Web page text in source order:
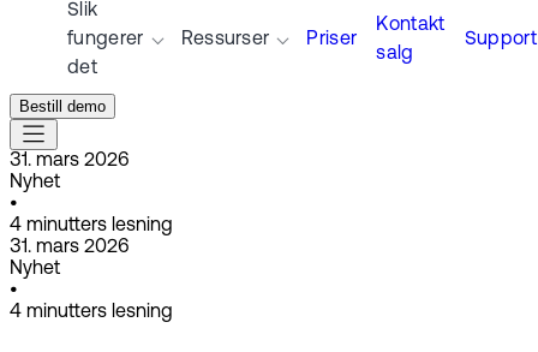
Slik
fungerer
det
Ressurser Priser
Kontakt
salg
Support
Bestill demo
31. mars 2026
Nyhet
•
4 minutters lesning
31. mars 2026
Nyhet
•
4 minutters lesning